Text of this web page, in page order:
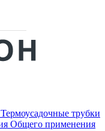
Термоусадочные трубки
Общего применения